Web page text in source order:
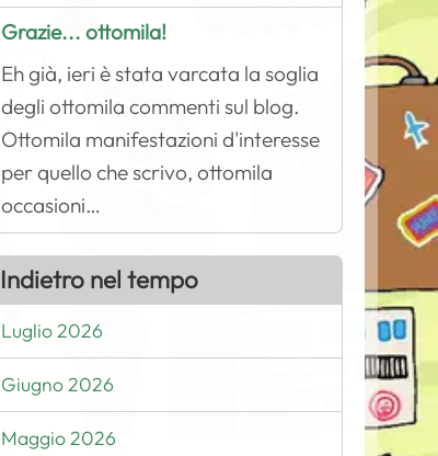
Grazie... ottomila!
Eh già, ieri è stata varcata la soglia
degli ottomila commenti sul blog.
Ottomila manifestazioni d'interesse
per quello che scrivo, ottomila
occasioni…
Indietro nel tempo
Luglio 2026
Giugno 2026
Maggio 2026